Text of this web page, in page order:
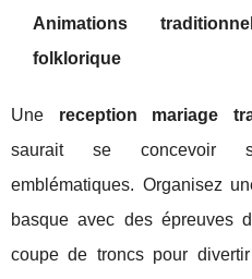
Animations
folklorique
Une reception mariage
saurait se concevoir
emblématiques. Organisez
basque avec des épreuves
coupe de troncs pour